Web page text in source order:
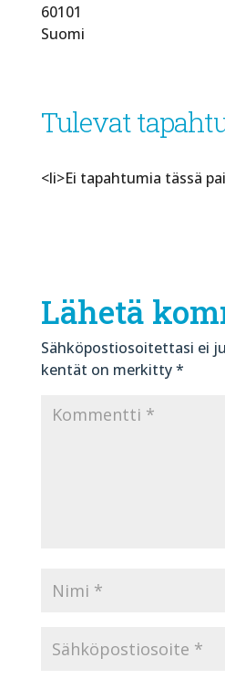
60101
Suomi
Tulevat
<li>Ei tapahtumia tässä
Lähetä
Sähköpostiosoitettasi ei
kentät on merkitty*